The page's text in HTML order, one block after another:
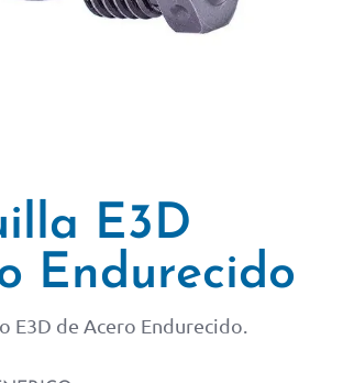
E3D
Endurecido
E3D de Acero Endurecido.